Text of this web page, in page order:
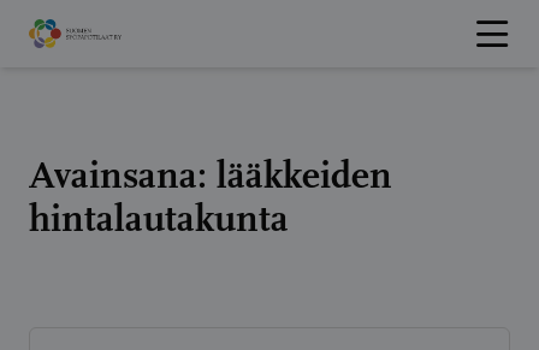
Hyppää
sisältöön
Avainsana: lääkkeiden
hintalautakunta